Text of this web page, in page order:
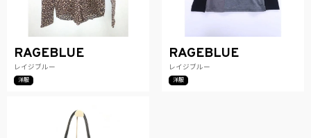
RAGEBLUE
レイジブルー
洋服
RAGEBLUE
レイジブルー
洋服